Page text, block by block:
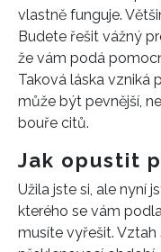
INFORMACE
REDAKCE
vlastně funguje.
Budete řešit vážný
že vám podá
Taková láska vzniká
může být pevnější,
bouře citů.
Jak opustit
Užila jste si, ale nyní
kterého se vám
musíte vyřešit.